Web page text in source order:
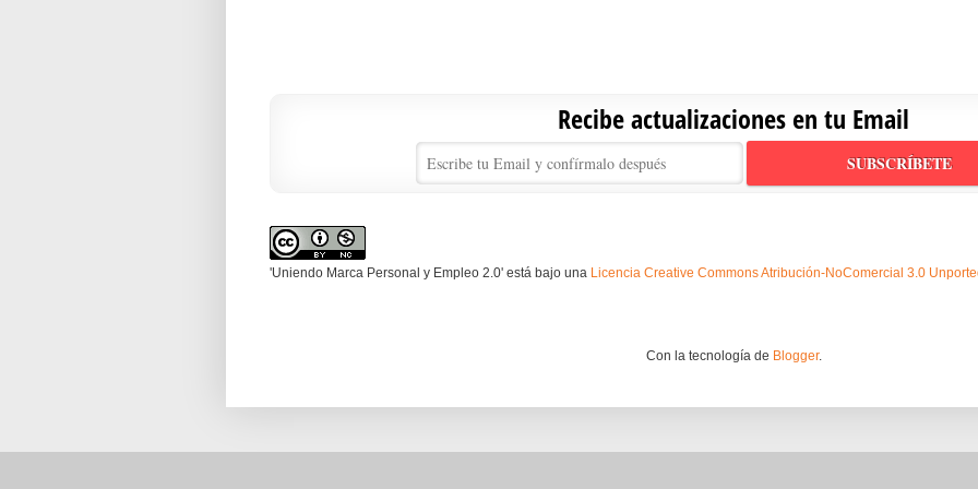
Recibe actualizaciones en tu Email
'Uniendo Marca Personal y Empleo 2.0' está bajo una Licencia Creative Commons Atribución-NoComercial 3.0
Con la tecnología de Blogger.